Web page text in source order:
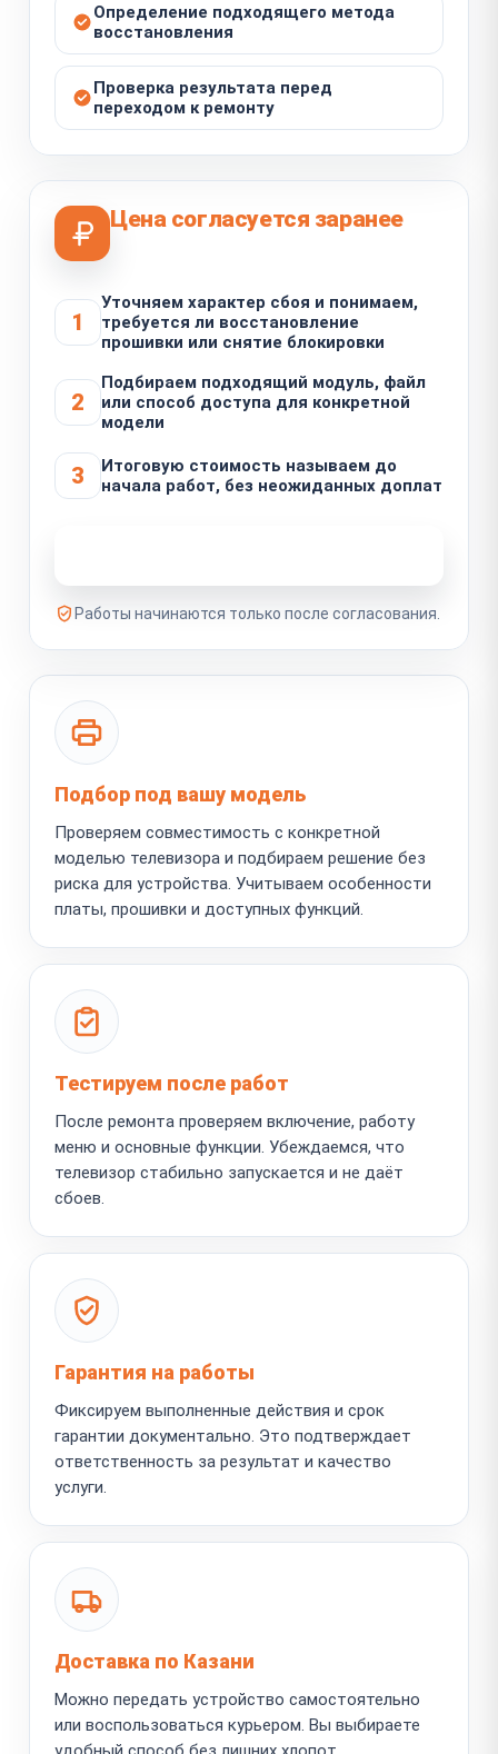
Определение подходящего метода
восстановления
Проверка результата перед
переходом к ремонту
Цена согласуется заранее
1
Уточняем характер сбоя и понимаем,
требуется ли восстановление
прошивки или снятие блокировки
2
Подбираем подходящий модуль, файл
или способ доступа для конкретной
модели
3
Итоговую стоимость называем до
начала работ, без неожиданных доплат
Работы начинаются только после согласования.
Подбор под вашу модель
Проверяем совместимость с конкретной
моделью телевизора и подбираем решение без
риска для устройства. Учитываем особенности
платы, прошивки и доступных функций.
Тестируем после работ
После ремонта проверяем включение, работу
меню и основные функции. Убеждаемся, что
телевизор стабильно запускается и не даёт
сбоев.
Гарантия на работы
Фиксируем выполненные действия и срок
гарантии документально. Это подтверждает
ответственность за результат и качество
услуги.
Доставка по Казани
Можно передать устройство самостоятельно
или воспользоваться курьером. Вы выбираете